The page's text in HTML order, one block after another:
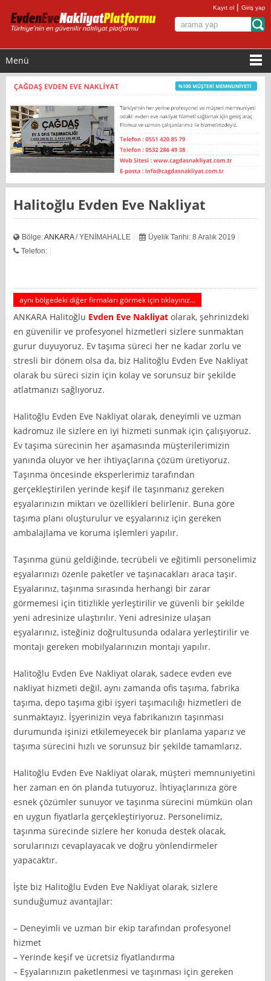
Kayıt ol |Giriş yap
Menü
Halitoğlu Evden Eve Nakliyat
Bölge:ANKARA/ YENİMAHALLE
Üyelik Tarihi: 8 Aralık 2019
Telefon:
aynı bölgedeki diğer firmaları görmek için tıklayınız...
ANKARA Halitoğlu Evden Eve Nakliyat olarak, şehrinizdeki
en güvenilir ve profesyonel hizmetleri sizlere sunmaktan
gurur duyuyoruz. Ev taşıma süreci her ne kadar zorlu ve
stresli bir dönem olsa da, biz Halitoğlu Evden Eve Nakliyat
olarak bu süreci sizin için kolay ve sorunsuz bir şekilde
atlatmanızı sağlıyoruz.
Halitoğlu Evden Eve Nakliyat olarak, deneyimli ve uzman
kadromuz ile sizlere en iyi hizmeti sunmak için çalışıyoruz.
Ev taşıma sürecinin her aşamasında müşterilerimizin
yanında oluyor ve her ihtiyaçlarına çözüm üretiyoruz.
Taşınma öncesinde eksperlerimiz tarafından
gerçekleştirilen yerinde keşif ile taşınmanız gereken
eşyalarınızın miktarı ve özellikleri belirlenir. Buna göre
taşıma planı oluşturulur ve eşyalarınız için gereken
ambalajlama ve koruma işlemleri yapılır.
Taşınma günü geldiğinde, tecrübeli ve eğitimli personelimiz
eşyalarınızı özenle paketler ve taşınacakları araca taşır.
Eşyalarınız, taşınma sırasında herhangi bir zarar
görmemesi için titizlikle yerleştirilir ve güvenli bir şekilde
yeni adresinize ulaştırılır. Yeni adresinize ulaşan
eşyalarınız, isteğiniz doğrultusunda odalara yerleştirilir ve
montajı gereken mobilyalarınızın montajı yapılır.
Halitoğlu Evden Eve Nakliyat olarak, sadece evden eve
nakliyat hizmeti değil, aynı zamanda ofis taşıma, fabrika
taşıma, depo taşıma gibi işyeri taşımacılığı hizmetleri de
sunmaktayız. İşyerinizin veya fabrikanızın taşınması
durumunda işinizi etkilemeyecek bir planlama yaparız ve
taşıma sürecini hızlı ve sorunsuz bir şekilde tamamlarız.
Halitoğlu Evden Eve Nakliyat olarak, müşteri memnuniyetini
her zaman en ön planda tutuyoruz. İhtiyaçlarınıza göre
esnek çözümler sunuyor ve taşınma sürecini mümkün olan
en uygun fiyatlarla gerçekleştiriyoruz. Personelimiz,
taşınma sürecinde sizlere her konuda destek olacak,
sorularınızı cevaplayacak ve doğru yönlendirmeler
yapacaktır.
İşte biz Halitoğlu Evden Eve Nakliyat olarak, sizlere
sunduğumuz avantajlar:
– Deneyimli ve uzman bir ekip tarafından profesyonel
hizmet
– Yerinde keşif ve ücretsiz fiyatlandırma
– Eşyalarınızın paketlenmesi ve taşınması için gereken